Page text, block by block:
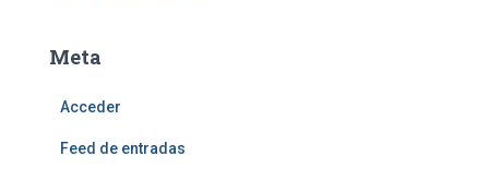
Meta
Acceder
Feed de entradas